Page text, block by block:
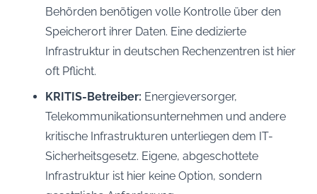
Behörden benötigen volle Kontrolle über den
Speicherort ihrer Daten. Eine dedizierte
Infrastruktur in deutschen Rechenzentren ist hier
oft Pflicht.
KRITIS-Betreiber: Energieversorger,
Telekommunikationsunternehmen und andere
kritische Infrastrukturen unterliegen dem IT-
Sicherheitsgesetz. Eigene, abgeschottete
Infrastruktur ist hier keine Option, sondern